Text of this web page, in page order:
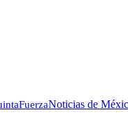
FuerzaNoticias de